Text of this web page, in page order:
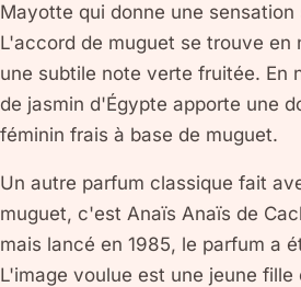
Mayotte qui donne une sensation
L'accord de muguet se trouve
une subtile note verte fruitée. En
de jasmin d'Égypte apporte une
féminin frais à base de muguet.
Un autre parfum classique fait
muguet, c'est Anaïs Anaïs de
mais lancé en 1985, le parfum a
L'image voulue est une jeune